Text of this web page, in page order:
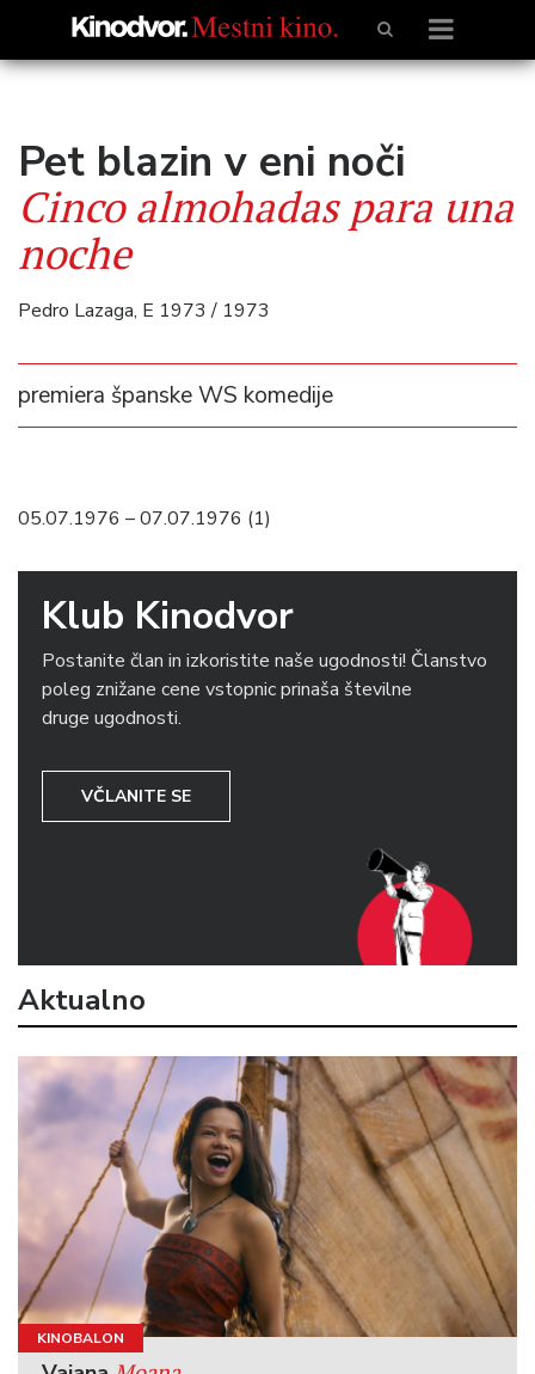
Pet blazin v eni noči
Cinco almohadas para una
noche
Pedro Lazaga, E 1973 / 1973
premiera španske WS komedije
05.07.1976 – 07.07.1976 (1)
Klub Kinodvor
Postanite član in izkoristite naše ugodnosti! Članstvo
poleg znižane cene vstopnic prinaša številne
druge ugodnosti.
VČLANITE SE
Aktualno
KINOBALON